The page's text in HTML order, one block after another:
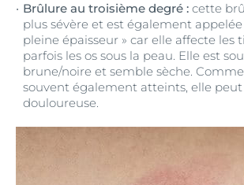
Brûlure au troisième degré : cette
plus sévère et est également
pleine épaisseur » car elle affecte les
parfois les os sous la peau. Elle est
brune/noire et semble sèche.
souvent également atteints, elle
douloureuse.